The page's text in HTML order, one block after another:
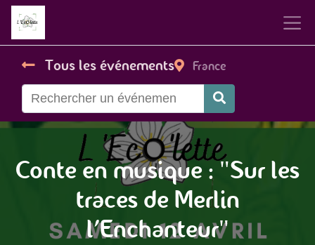
Tous les événements France
Conte en musique : "Sur les
traces de Merlin
l'Enchanteur"